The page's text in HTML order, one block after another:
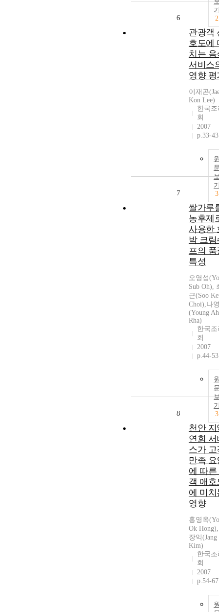
2
6
관광객
호도에
치는 음
서비스
영향 평
이재곤
Kon Lee)
한국
회
2007
p.33-43
3
7
쌀가루
농후제
사용한
박 크림
프의 품
특성
오영섭
Sub Oh),
근(Soo
Choi),나
(Young Ah
Rha)
한국
회
2007
p.44-53
3
8
천안 지
연회 서
스가 고
만족 요
에 따른
객 애호
에 미치
영향
홍영옥
Ok
장익
Kim)
한국
회
2007
p.54-67